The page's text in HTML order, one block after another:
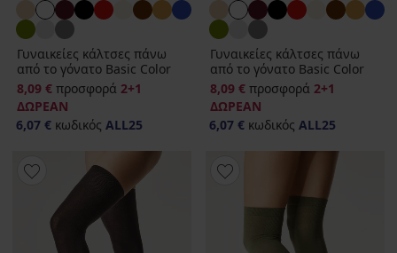
Γυναικείες κάλτσες πάνω
από το γόνατο Basic Color
8,09 € προσφορά 2+1
ΔΩΡΕΑΝ
6,07 € κωδικός ALL25
Γυναικείες κάλτσες πάνω
από το γόνατο Basic Color
8,09 € προσφορά 2+1
ΔΩΡΕΑΝ
6,07 € κωδικός ALL25